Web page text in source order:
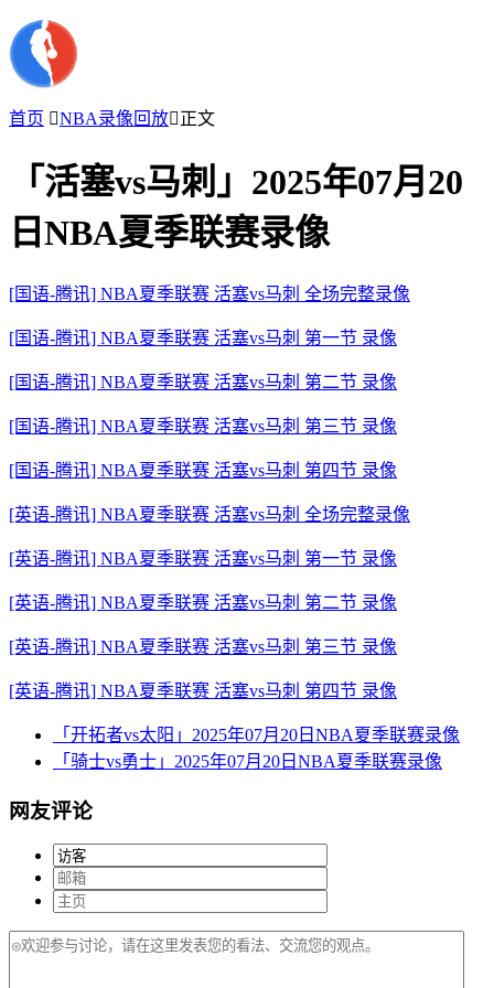
首页 NBA录像回放正文
「活塞vs马刺」2025年07月20
日NBA夏季联赛录像
[国语-腾讯] NBA夏季联赛 活塞vs马刺 全场完整录像
[国语-腾讯] NBA夏季联赛 活塞vs马刺 第一节 录像
[国语-腾讯] NBA夏季联赛 活塞vs马刺 第二节 录像
[国语-腾讯] NBA夏季联赛 活塞vs马刺 第三节 录像
[国语-腾讯] NBA夏季联赛 活塞vs马刺 第四节 录像
[英语-腾讯] NBA夏季联赛 活塞vs马刺 全场完整录像
[英语-腾讯] NBA夏季联赛 活塞vs马刺 第一节 录像
[英语-腾讯] NBA夏季联赛 活塞vs马刺 第二节 录像
[英语-腾讯] NBA夏季联赛 活塞vs马刺 第三节 录像
[英语-腾讯] NBA夏季联赛 活塞vs马刺 第四节 录像
「开拓者vs太阳」2025年07月20日NBA夏季联赛录像
「骑士vs勇士」2025年07月20日NBA夏季联赛录像
网友评论